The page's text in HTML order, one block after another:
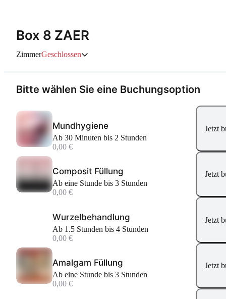
Box 8 ZAER
ZimmerGeschlossen
Bitte wählen Sie eine Buchungsoption
Mundhygiene
Ab 30 Minuten bis 2 Stunden
0,00 €
Jetzt
Composit Füllung
Ab eine Stunde bis 3 Stunden
0,00 €
Jetzt
Wurzelbehandlung
Ab 1.5 Stunden bis 4 Stunden
0,00 €
Jetzt
Amalgam Füllung
Ab eine Stunde bis 3 Stunden
0,00 €
Jetzt